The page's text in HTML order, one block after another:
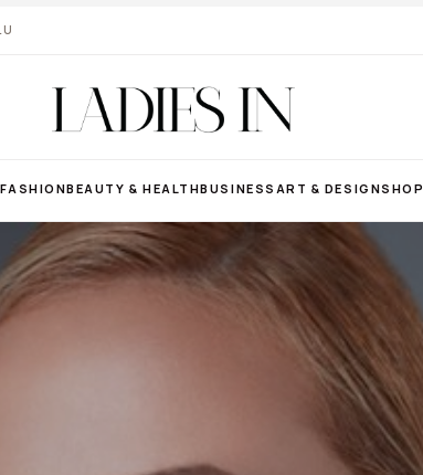
FASHIONBEAUTY & HEALTHBUSINESS ART & DESIGNSHOP